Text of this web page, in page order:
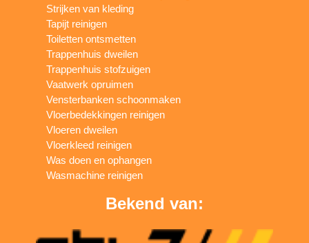
Strijken van kleding
Tapijt reinigen
Toiletten ontsmetten
Trappenhuis dweilen
Trappenhuis stofzuigen
Vaatwerk opruimen
Vensterbanken schoonmaken
Vloerbedekkingen reinigen
Vloeren dweilen
Vloerkleed reinigen
Was doen en ophangen
Wasmachine reinigen
Bekend van: